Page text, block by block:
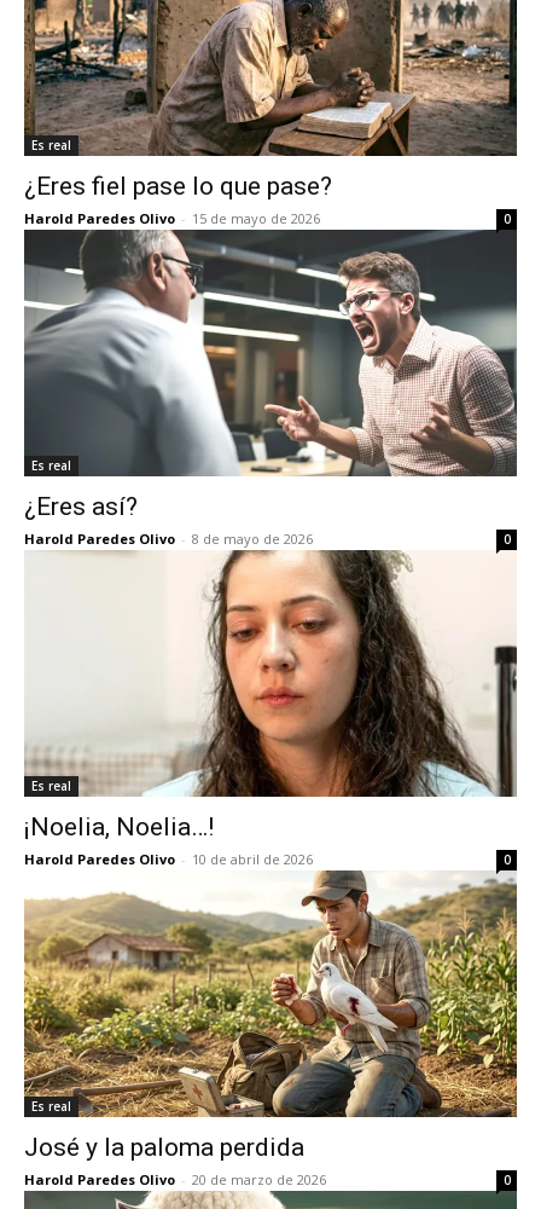
Es real
¿Eres fiel pase lo que pase?
Harold Paredes Olivo - 15 de mayo de 2026 0
Es real
¿Eres así?
Harold Paredes Olivo - 8 de mayo de 2026 0
Es real
¡Noelia, Noelia…!
Harold Paredes Olivo - 10 de abril de 2026 0
Es real
José y la paloma perdida
Harold Paredes Olivo - 20 de marzo de 2026 0